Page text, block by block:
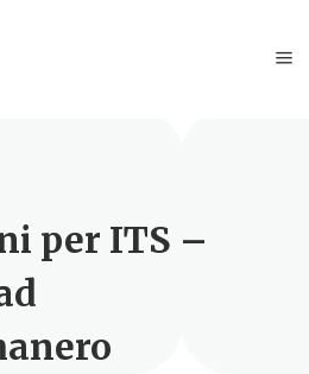
per ITS –